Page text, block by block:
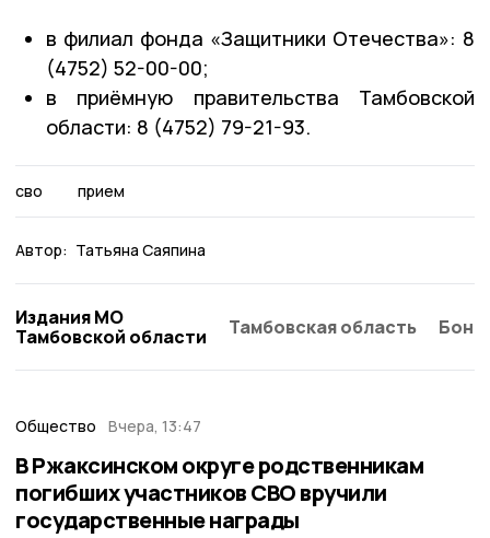
в филиал фонда «Защитники Отечества»: 8
(4752) 52-00-00;
в приёмную правительства Тамбовской
области: 8 (4752) 79-21-93.
сво прием
Автор: Татьяна Саяпина
Издания МО
Тамбовской области
Тамбовская область
Общество Вчера, 13:47
В Ржаксинском округе родственникам
погибших участников СВО вручили
государственные награды